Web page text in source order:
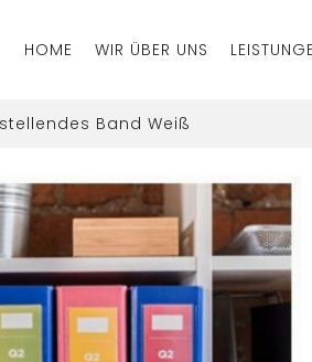
HOME WIR ÜBER UNS
Band Weiß